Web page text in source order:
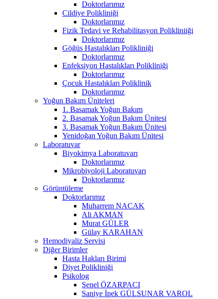
Doktorlarımız
Cildiye Polikliniği
Doktorlarımız
Fizik Tedavi ve Rehabilitasyon Polikliniiği
Doktorlarımız
Göğüs Hastalıkları Polikliniği
Doktorlarımız
Enfeksiyon Hastalıkları Polikliniği
Doktorlarımız
Çocuk Hastalıkları Poliklinik
Doktorlarımız
Yoğun Bakım Üniteleri
1. Basamak Yoğun Bakım
2. Basamak Yoğun Bakım Ünitesi
3. Basamak Yoğun Bakım Ünitesi
Yenidoğan Yoğun Bakım Ünitesi
Laboratuvar
Biyokimya Laboratuvarı
Doktorlarımız
Mikrobiyoloji Laboratuvarı
Doktorlarımız
Görüntüleme
Doktorlarımız
Muharrem NACAK
Ali AKMAN
Murat GÜLER
Gülay KARAHAN
Hemodiyaliz Servisi
Diğer Birimler
Hasta Hakları Birimi
Diyet Polikliniği
Psikolog
Şenel ÖZARPACI
Saniye İpek GÜLSUNAR VAROL